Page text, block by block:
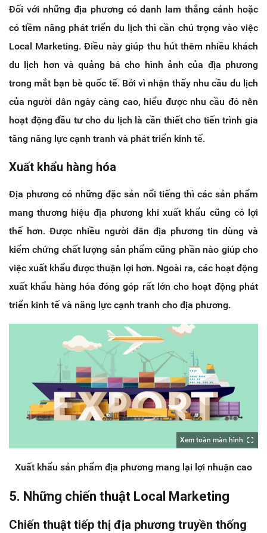
Đối với những địa phương có danh lam thắng cảnh hoặc
có tiềm năng phát triển du lịch thì cần chú trọng vào việc
Local Marketing. Điều này giúp thu hút thêm nhiều khách
du lịch hơn và quảng bá cho hình ảnh của địa phương
trong mắt bạn bè quốc tế. Bởi vì nhận thấy nhu cầu du lịch
của người dân ngày càng cao, hiểu được nhu cầu đó nên
hoạt động đầu tư cho du lịch là cần thiết cho tiến trình gia
tăng năng lực cạnh tranh và phát triển kinh tế.
Xuất khẩu hàng hóa
Địa phương có những đặc sản nổi tiếng thì các sản phẩm
mang thương hiệu địa phương khi xuất khẩu cũng có lợi
thế hơn. Được nhiều người dân địa phương tin dùng và
kiểm chứng chất lượng sản phẩm cũng phần nào giúp cho
việc xuất khẩu được thuận lợi hơn. Ngoài ra, các hoạt động
xuất khẩu hàng hóa đóng góp rất lớn cho hoạt động phát
triển kinh tế và năng lực cạnh tranh cho địa phương.
Xem toàn màn hình
Xuất khẩu sản phẩm địa phương mang lại lợi nhuận cao
5. Những chiến thuật Local Marketing
Chiến thuật tiếp thị địa phương truyền thống